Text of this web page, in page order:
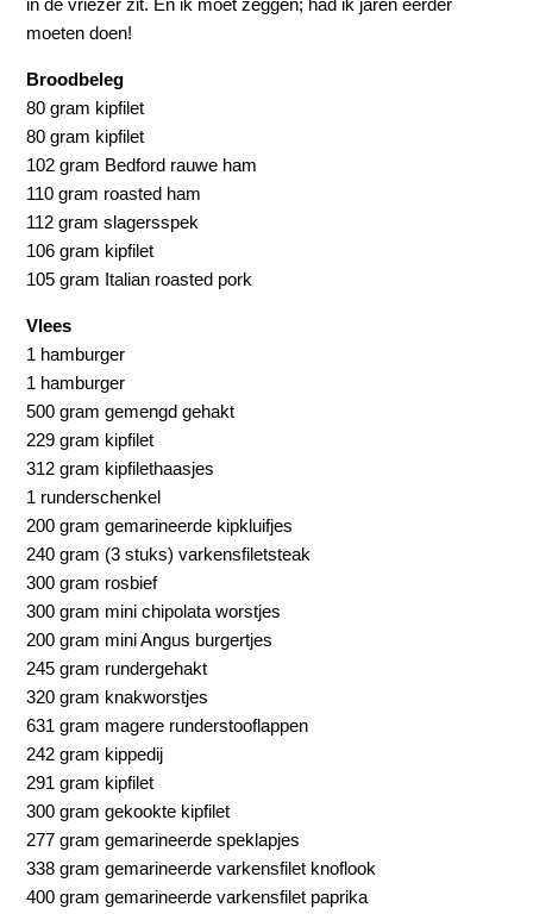
in de vriezer zit. En ik moet zeggen; had ik jaren eerder
moeten doen!
Broodbeleg
80 gram kipfilet
80 gram kipfilet
102 gram Bedford rauwe ham
110 gram roasted ham
112 gram slagersspek
106 gram kipfilet
105 gram Italian roasted pork
Vlees
1 hamburger
1 hamburger
500 gram gemengd gehakt
229 gram kipfilet
312 gram kipfilethaasjes
1 runderschenkel
200 gram gemarineerde kipkluifjes
240 gram (3 stuks) varkensfiletsteak
300 gram rosbief
300 gram mini chipolata worstjes
200 gram mini Angus burgertjes
245 gram rundergehakt
320 gram knakworstjes
631 gram magere runderstooflappen
242 gram kippedij
291 gram kipfilet
300 gram gekookte kipfilet
277 gram gemarineerde speklapjes
338 gram gemarineerde varkensfilet knoflook
400 gram gemarineerde varkensfilet paprika